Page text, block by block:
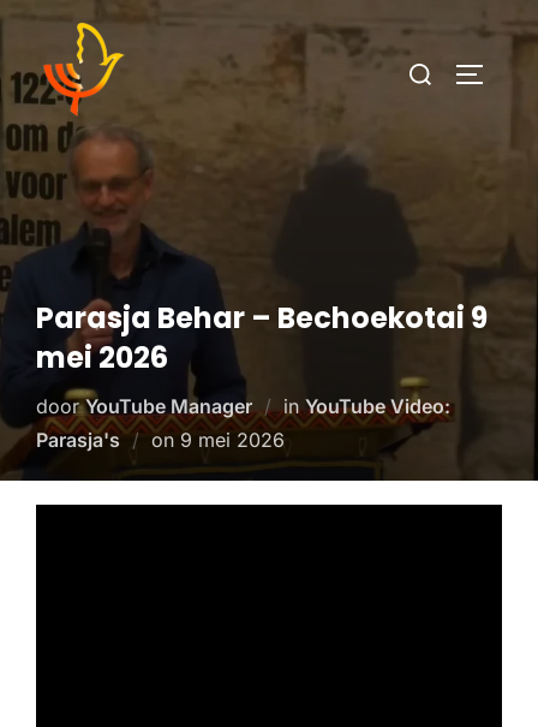
Parasja Behar – Bechoekotai 9
mei 2026
doorYouTube Manager in YouTube Video:
Parasja's
on 9 mei 2026